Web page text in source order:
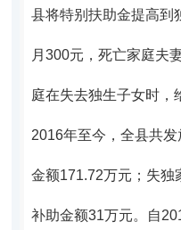
县将特别扶助金提高到
月300元，死亡家庭夫
庭在失去独生子女时，
2016年至今，全县共
金额171.72万元；失独
补助金额31万元。自